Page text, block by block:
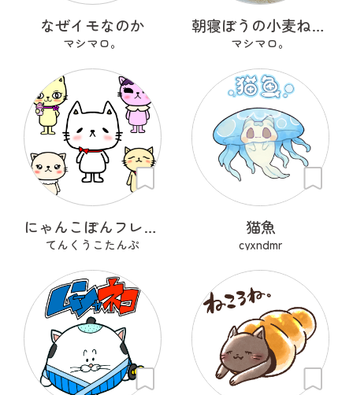
なぜイモなのか
マシマロ。
朝寝ぼうの小麦ねた朗 『こむぎねたろう』
マシマロ。
にゃんこぽんフレンズ
てんくうこたんぷ
猫魚
cyxndmr